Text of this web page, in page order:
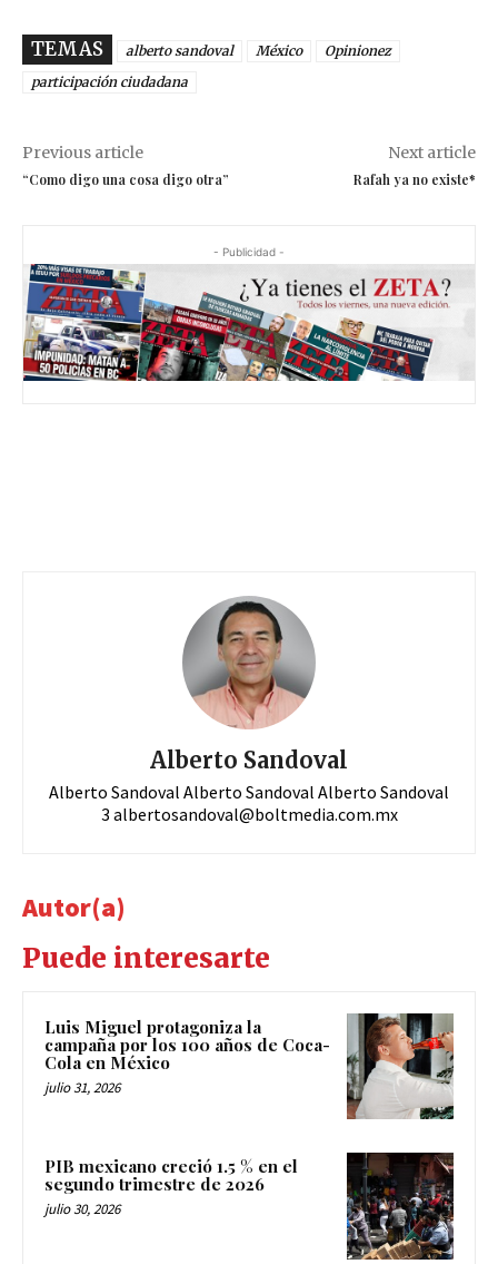
TEMAS México
participación ciudadana
Previous article Next article
Alberto Sandoval
Alberto Sandoval Alberto Sandoval Alberto Sandoval
3albertosandoval@boltmedia.com.mx
Autor(a)
Puede interesarte
Luis Miguel protagoniza la
campaña por los 100 años de Coca-
Cola en México
PIB mexicano creció 1.5 % en el
segundo trimestre de 2026
julio 30, 2026